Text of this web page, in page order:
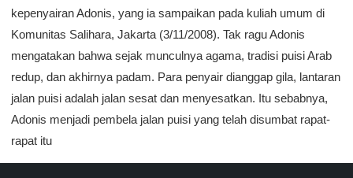
kepenyairan Adonis, yang ia sampaikan pada kuliah umum di
Komunitas Salihara, Jakarta (3/11/2008). Tak ragu Adonis
mengatakan bahwa sejak munculnya agama, tradisi puisi Arab
redup, dan akhirnya padam. Para penyair dianggap gila, lantaran
jalan puisi adalah jalan sesat dan menyesatkan. Itu sebabnya,
Adonis menjadi pembela jalan puisi yang telah disumbat rapat-
rapat itu